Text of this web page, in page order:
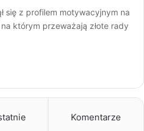
się z profilem motywacyjnym na
którym przeważają złote rady
Komentarze